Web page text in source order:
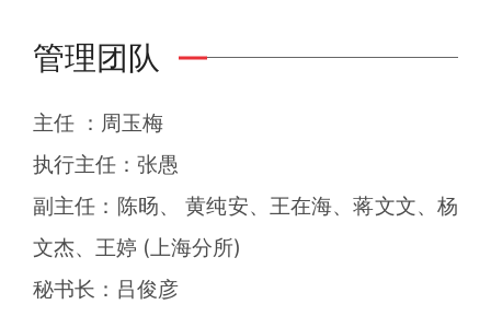
管理团队
主任 ：周玉梅
执行主任：张愚
副主任：陈旸、 黄纯安、王在海、蒋文文、杨
文杰、王婷 (上海分所)
秘书长：吕俊彦